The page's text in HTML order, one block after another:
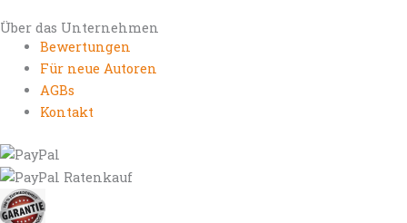
Über das Unternehmen
Bewertungen
Für neue Autoren
AGBs
Kontakt